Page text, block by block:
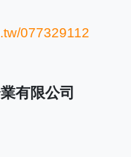
077329112
有限公司